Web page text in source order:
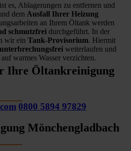
ist es, Ablagerungen zu entfernen und
dem Ausfall Ihrer Heizung
an Ihrem Öltank werden
schmutzfrei durchgeführt. In der
wir ein Tank-Provisorium. Hiermit
unterbrechungsfrei weiterlaufen und
warmes Wasser verzichten.
Ihre Öltankreinigung
0800 5894 97829
Mönchengladbach